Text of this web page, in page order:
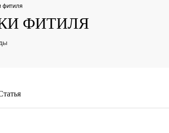
фитиля
ФИТИЛЯ